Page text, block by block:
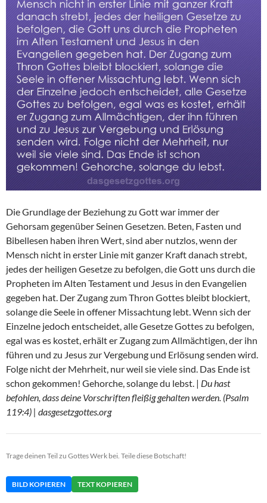
Die Grundlage der Beziehung zu Gott war immer der
Gehorsam gegenüber Seinen Gesetzen. Beten, Fasten und
Bibellesen haben ihren Wert, sind aber nutzlos, wenn der
Mensch nicht in erster Linie mit ganzer Kraft danach strebt,
jedes der heiligen Gesetze zu befolgen, die Gott uns durch die
Propheten im Alten Testament und Jesus in den Evangelien
gegeben hat. Der Zugang zum Thron Gottes bleibt blockiert,
solange die Seele in offener Missachtung lebt. Wenn sich der
Einzelne jedoch entscheidet, alle Gesetze Gottes zu befolgen,
egal was es kostet, erhält er Zugang zum Allmächtigen, der ihn
führen und zu Jesus zur Vergebung und Erlösung senden wird.
Folge nicht der Mehrheit, nur weil sie viele sind. Das Ende ist
schon gekommen! Gehorche, solange du lebst. | Du hast
befohlen, dass deine Vorschriften fleißig gehalten werden. (Psalm
119:4) | dasgesetzgottes.org
Trage deinen Teil zu Gottes Werk bei. Teile diese Botschaft!
BILD KOPIEREN TEXT KOPIEREN